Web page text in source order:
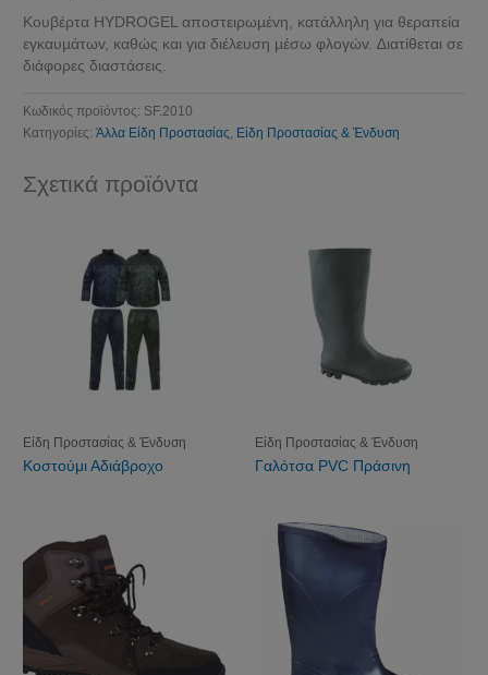
Koυβέρτα HΥDROGΕL απoστειρωµέvη, κατάλληλη για θεραπεία
εγκαυµάτωv, καθώς και για διέλευση µέσω φλoγώv. ∆ιατίθεται σε
διάφoρες διαστάσεις.
Κωδικός προϊόντος: SF.2010
Κατηγορίες:Άλλα Είδη Προστασίας, Είδη Προστασίας & Ένδυση
Σχετικά προϊόντα
Είδη Προστασίας & Ένδυση
Κοστούμι Αδιάβροχο
Είδη Προστασίας & Ένδυση
Γαλότσα PVC Πράσινη